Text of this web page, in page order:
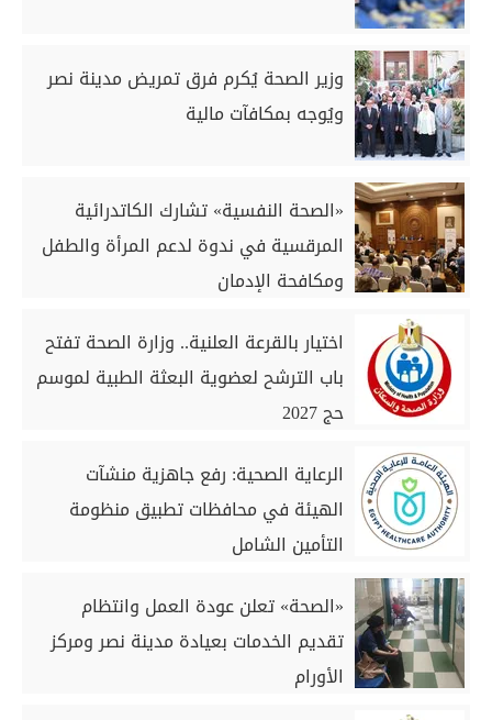
وزير الصحة يُكرم فرق تمريض مدينة نصر
ويُوجه بمكافآت مالية
«الصحة النفسية» تشارك الكاتدرائية
المرقسية في ندوة لدعم المرأة والطفل
ومكافحة الإدمان
اختيار بالقرعة العلنية.. وزارة الصحة تفتح
باب الترشح لعضوية البعثة الطبية لموسم
حج 2027
الرعاية الصحية: رفع جاهزية منشآت
الهيئة في محافظات تطبيق منظومة
التأمين الشامل
«الصحة» تعلن عودة العمل وانتظام
تقديم الخدمات بعيادة مدينة نصر ومركز
الأورام